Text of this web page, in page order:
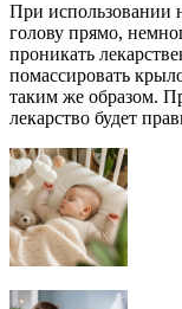
При использовании
голову прямо,
проникать
помассировать
таким же образом.
лекарство будет